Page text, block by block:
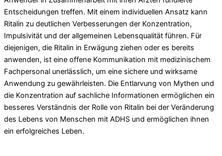
Entscheidungen treffen. Mit einem individuellen Ansatz kann
Ritalin zu deutlichen Verbesserungen der Konzentration,
Impulsivität und der allgemeinen Lebensqualität führen. Für
diejenigen, die Ritalin in Erwägung ziehen oder es bereits
anwenden, ist eine offene Kommunikation mit medizinischem
Fachpersonal unerlässlich, um eine sichere und wirksame
Anwendung zu gewährleisten. Die Entlarvung von Mythen und
die Konzentration auf sachliche Informationen ermöglichen ein
besseres Verständnis der Rolle von Ritalin bei der Veränderung
des Lebens von Menschen mit ADHS und ermöglichen ihnen
ein erfolgreiches Leben.